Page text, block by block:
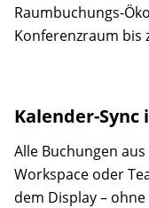
Raumbuchungs-
Konferenzraum bis
Kalender-Sync
Alle Buchungen
Workspace oder
dem Display –